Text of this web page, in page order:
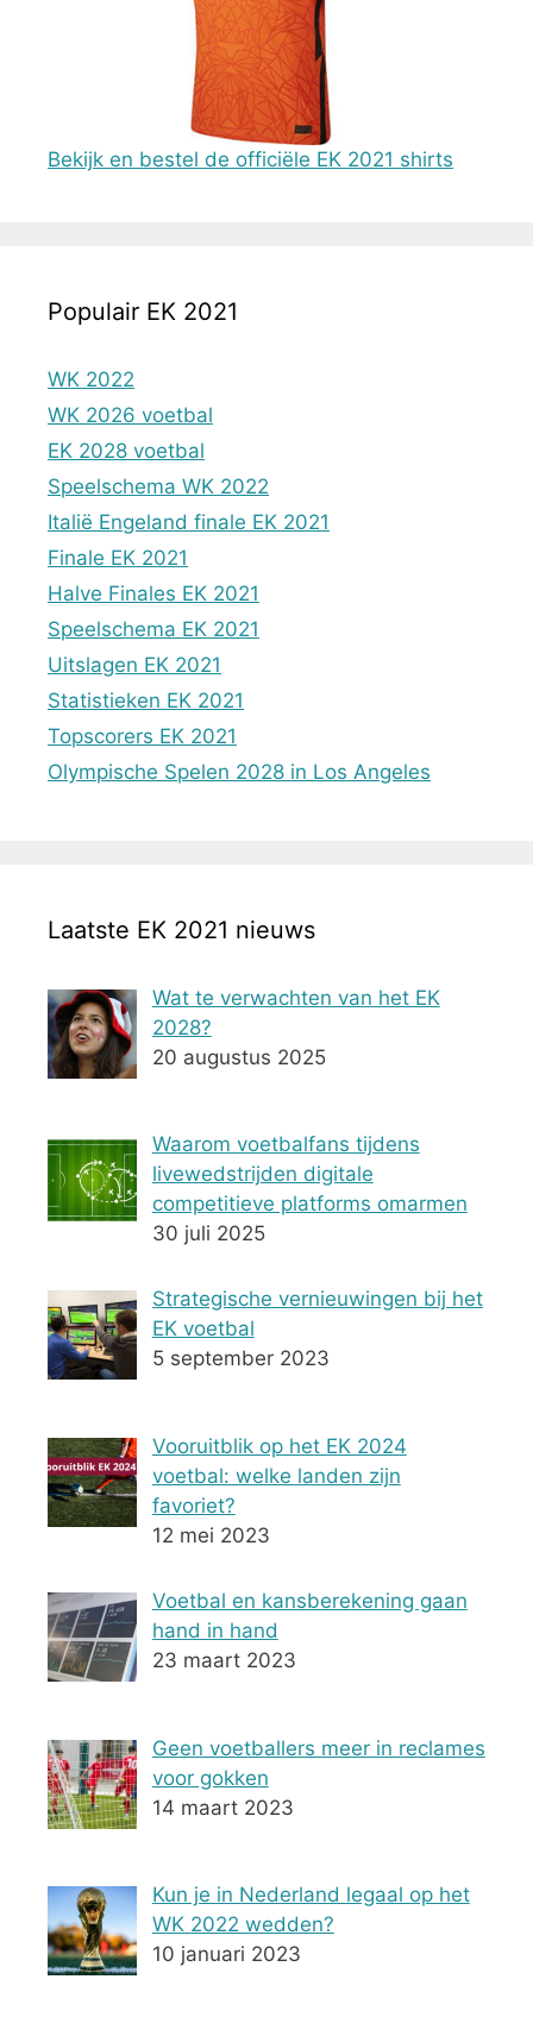
Bekijk en bestel de officiële EK 2021 shirts
Populair EK 2021
WK 2022
WK 2026 voetbal
EK 2028 voetbal
Speelschema WK 2022
Italië Engeland finale EK 2021
Finale EK 2021
Halve Finales EK 2021
Speelschema EK 2021
Uitslagen EK 2021
Statistieken EK 2021
Topscorers EK 2021
Olympische Spelen 2028 in Los Angeles
Laatste EK 2021 nieuws
Wat te verwachten van het EK
2028?
20 augustus 2025
Waarom voetbalfans tijdens
livewedstrijden digitale
competitieve platforms omarmen
30 juli 2025
Strategische vernieuwingen bij het
EK voetbal
5 september 2023
Vooruitblik op het EK 2024
voetbal: welke landen zijn
favoriet?
12 mei 2023
Voetbal en kansberekening gaan
hand in hand
23 maart 2023
Geen voetballers meer in reclames
voor gokken
14 maart 2023
Kun je in Nederland legaal op het
WK 2022 wedden?
10 januari 2023